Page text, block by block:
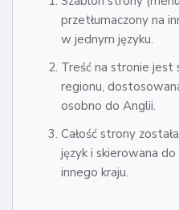
przetłumaczony na
w jednym języku.
Treść na stronie jest
regionu,
osobno do Anglii.
Całość strony
język i skierowana
innego kraju.